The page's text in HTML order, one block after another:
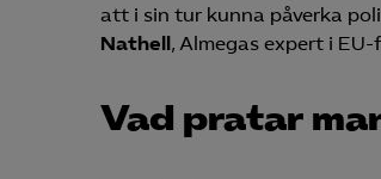
att i sin tur kunna påverka
Nathell, Almegas expert i EU-
Vad pratar